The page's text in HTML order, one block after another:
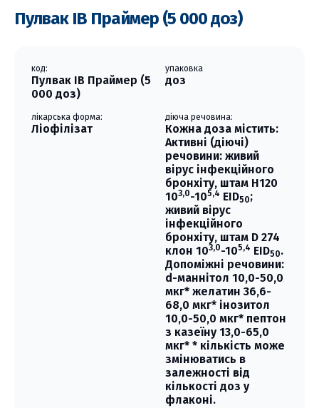
Пулвак ІВ Праймер (5 000 доз)
код:
Пулвак ІВ Праймер (5
000 доз)
упаковка
доз
лікарська форма:
Ліофілізат
діюча речовина:
Кожна доза містить:
Активні (діючі)
речовини: живий
вірус інфекційного
бронхіту, штам Н120
103,0-105,4 EID50;
живий вірус
інфекційного
бронхіту, штам D 274
клон 103,0-105,4 EID50.
Допоміжні речовини:
d-маннітол 10,0-50,0
мкг* желатин 36,6-
68,0 мкг* інозитол
10,0-50,0 мкг* пептон
з казеїну 13,0-65,0
мкг* * кількість може
змінюватись в
залежності від
кількості доз у
флаконі.